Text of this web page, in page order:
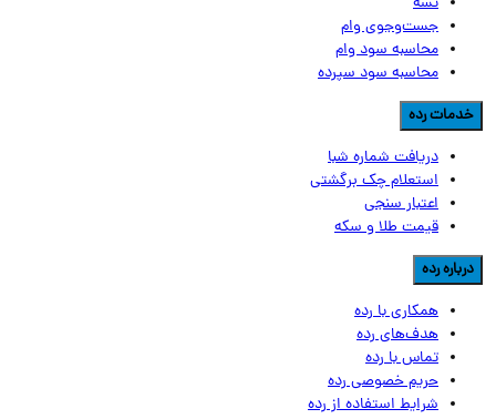
جست‌وجوی وام
محاسبه سود وام
محاسبه سود سپرده
رده
دریافت شماره شبا
استعلام چک برگشتی
اعتبار سنجی
قیمت طلا و سکه
رده
همکاری با رده
هدف‌های رده
تماس‌ با‌ رده
حریم خصوصی رده
شرایط استفاده از رده